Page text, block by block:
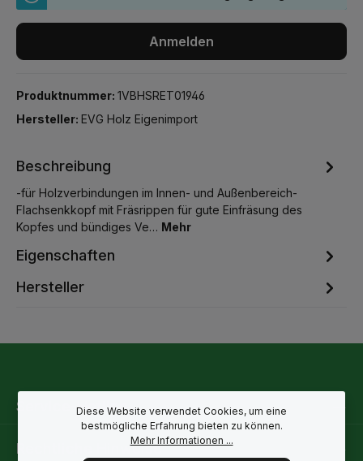
Anmelden
Produktnummer: 1VBHSRET01946
Hersteller: EVG Holz Eigenimport
Beschreibung
-für Holzverbindungen im Innen- und Außenbereich-
Flachsenkkopf mit Fräsrippen für gute Einfräsung des
Kopfes und bündiges Ve… Mehr
Eigenschaften
Hersteller
Service-Hotline
Rechtliche Hinweise
Diese Website verwendet Cookies, um eine
bestmögliche Erfahrung bieten zu können.
Mehr Informationen ...